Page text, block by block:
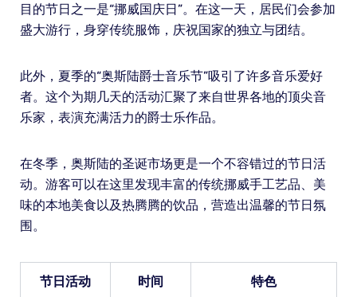
目的节日之一是“挪威国庆日”。在这一天，居民们会参加
盛大游行，身穿传统服饰，庆祝国家的独立与团结。
此外，夏季的“奥斯陆爵士音乐节”吸引了许多音乐爱好
者。这个为期几天的活动汇聚了来自世界各地的顶尖音
乐家，表演充满活力的爵士乐作品。
在冬季，奥斯陆的圣诞市场更是一个不容错过的节日活
动。游客可以在这里发现丰富的传统挪威手工艺品、美
味的本地美食以及热腾腾的饮品，营造出温馨的节日氛
围。
节日活动 时间 特色